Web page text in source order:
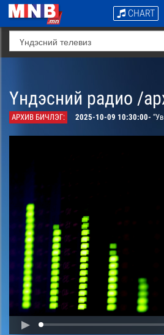
CHART
Үндэсний радио /
АРХИВ БИЧЛЭГ: 2025-10-09 10:30:00-